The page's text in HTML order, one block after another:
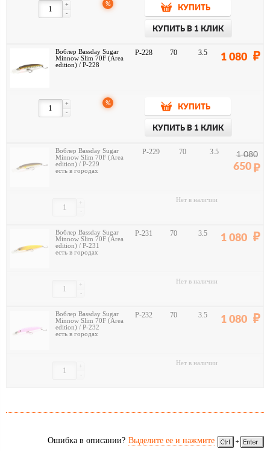
-
+ %
КУПИТЬ
КУПИТЬ В 1 КЛИК
Воблер Bassday Sugar
Minnow Slim 70F (Area
edition) / P-228
P-228 70 3.5 1 080
-
+ %
КУПИТЬ
КУПИТЬ В 1 КЛИК
Воблер Bassday Sugar
Minnow Slim 70F (Area
edition) / P-229
есть в городах
P-229 70 3.5 1 080
650
-
+ Нет в наличии
Воблер Bassday Sugar
Minnow Slim 70F (Area
edition) / P-231
есть в городах
P-231 70 3.5 1 080
-
+ Нет в наличии
Воблер Bassday Sugar
Minnow Slim 70F (Area
edition) / P-232
есть в городах
P-232 70 3.5 1 080
-
+ Нет в наличии
Ошибка в описании? Выделите ее и нажмите